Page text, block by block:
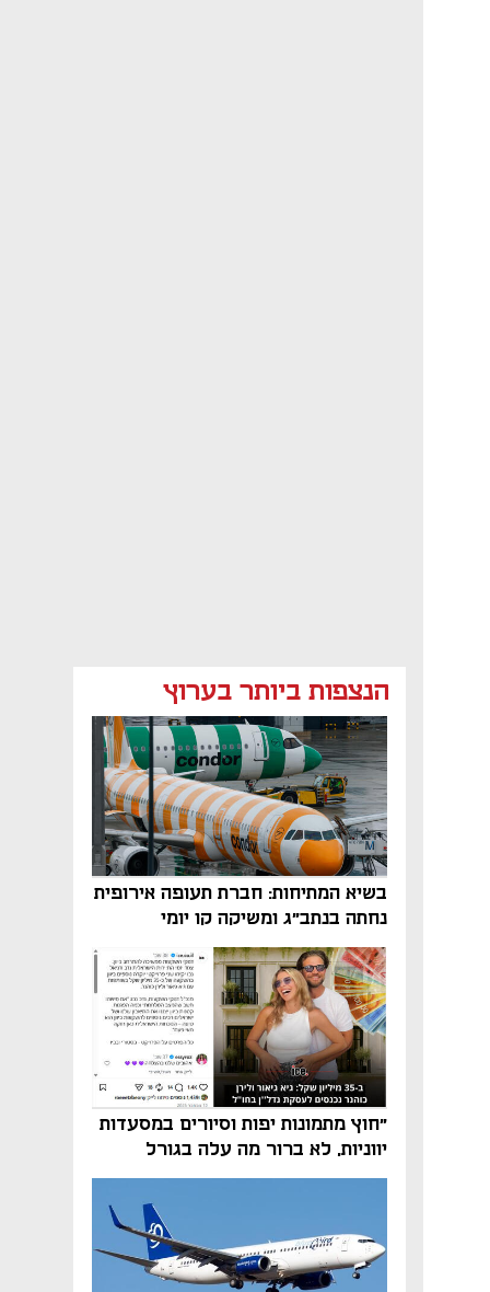
הנצפות ביותר בערוץ
בשיא המתיחות: חברת תעופה אירופית
נחתה בנתב"ג ומשיקה קו יומי
"חוץ מתמונות יפות וסיורים במסעדות
יווניות, לא ברור מה עלה בגורל
פרויקט הנדל"ן"